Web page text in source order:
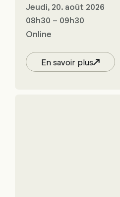
Jeudi, 20. août 2026
08h30 – 09h30
Online
En savoir plus